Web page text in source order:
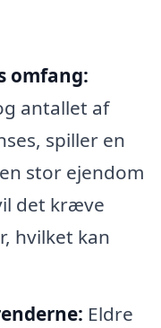
omfang:
antallet af
spiller en
stor ejendom
det kræve
hvilket kan
Eldre